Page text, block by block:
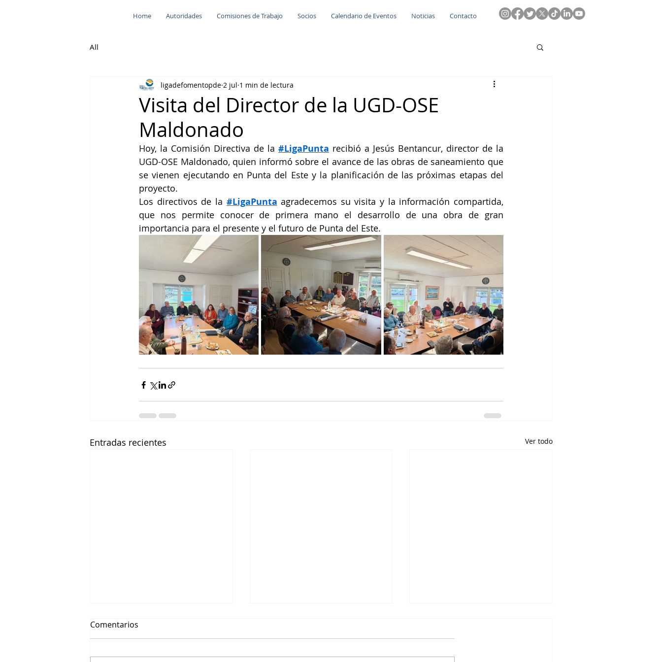
Home Autoridades Comisiones de Trabajo Socios Calendario de Eventos Noticias Contacto
All
Visita del Director de la UGD-OSE
Maldonado
ligadefomentopde 2 jul 1 min de lectura
Hoy, la Comisión Directiva de la #LigaPunta recibió a Jesús Bentancur, director de la
UGD-OSE Maldonado, quien informó sobre el avance de las obras de saneamiento que
se vienen ejecutando en Punta del Este y la planificación de las próximas etapas del
proyecto.
Los directivos de la #LigaPunta agradecemos su visita y la información compartida,
que nos permite conocer de primera mano el desarrollo de una obra de gran
importancia para el presente y el futuro de Punta del Este.
Entradas recientes Ver todo
Comentarios